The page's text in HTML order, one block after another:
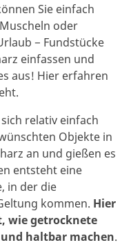
Sie einfach
oder
− Fundstücke
einfassen und
aus! Hier erfahren
relativ einfach
Objekte in
an und gießen es
entsteht eine
in der die
kommen. Hier
wie getrocknete
haltbar machen.